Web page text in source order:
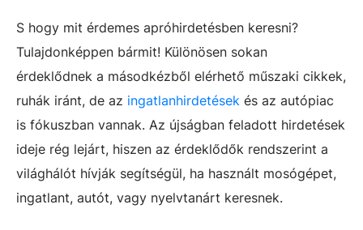
S hogy mit érdemes apróhirdetésben keresni?
Tulajdonképpen bármit! Különösen sokan
érdeklődnek a másodkézből elérhető műszaki cikkek,
ruhák iránt, de az ingatlanhirdetések és az autópiac
is fókuszban vannak. Az újságban feladott hirdetések
ideje rég lejárt, hiszen az érdeklődők rendszerint a
világhálót hívják segítségül, ha használt mosógépet,
ingatlant, autót, vagy nyelvtanárt keresnek.